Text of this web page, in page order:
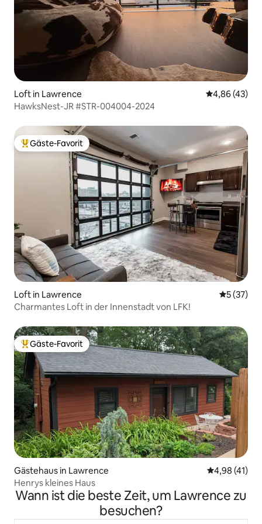
Loft in Lawrence
4,86 (43)
HawksNest-JR #STR-004004-2024
Beliebter Gäste-Favorit.
Gäste-Favorit
Loft in Lawrence
5 (37)
Charmantes Loft in der Innenstadt von LFK!
Beliebter Gäste-Favorit.
Gäste-Favorit
Gästehaus in Lawrence
4,98 (41)
Henrys kleines Haus
Wann ist die beste Zeit, um Lawrence zu
besuchen?